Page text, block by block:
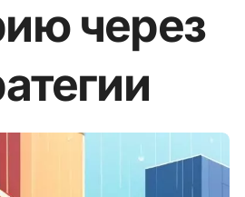
через